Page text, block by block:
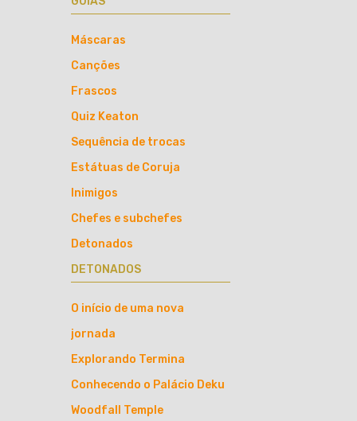
Máscaras
Canções
Frascos
Quiz Keaton
Sequência de trocas
Estátuas de Coruja
Inimigos
Chefes e subchefes
Detonados
DETONADOS
O início de uma nova
jornada
Explorando Termina
Conhecendo o Palácio Deku
Woodfall Temple